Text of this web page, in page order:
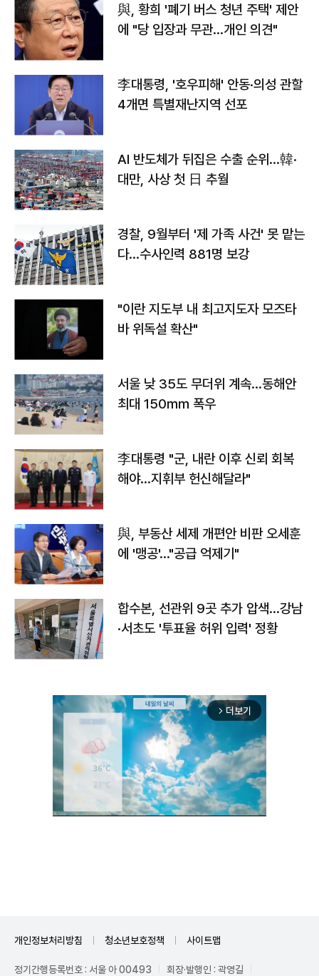
與, 황희 '폐기 버스 청년 주택' 제안
에 "당 입장과 무관…개인 의견"
李대통령, '호우피해' 안동·의성 관할
4개면 특별재난지역 선포
AI 반도체가 뒤집은 수출 순위…韓·
대만, 사상 첫 日 추월
경찰, 9월부터 '제 가족 사건' 못 맡는
다…수사인력 881명 보강
"이란 지도부 내 최고지도자 모즈타
바 위독설 확산"
서울 낮 35도 무더위 계속…동해안
최대 150㎜ 폭우
李대통령 "군, 내란 이후 신뢰 회복
해야…지휘부 헌신해달라"
與, 부동산 세제 개편안 비판 오세훈
에 '맹공'…"공급 억제기"
합수본, 선관위 9곳 추가 압색…강남
·서초도 '투표율 허위 입력' 정황
arrow_forward_ios 더보기
개인정보처리방침 청소년보호정책 사이트맵
정기간행등록번호 : 서울 아 00493 회장·발행인 : 곽영길